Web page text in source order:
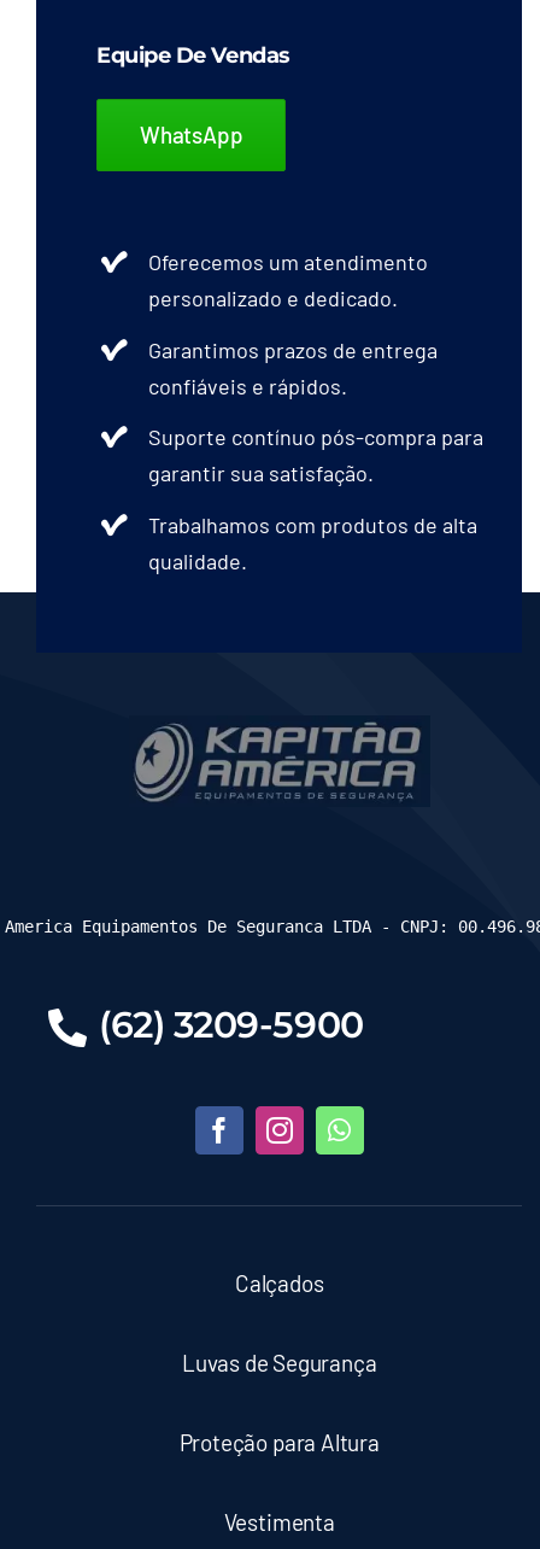
Equipe De Vendas
WhatsApp
Oferecemos um atendimento
personalizado e dedicado.
Garantimos prazos de entrega
confiáveis e rápidos.
Suporte contínuo pós-compra para
garantir sua satisfação.
Trabalhamos com produtos de alta
qualidade.
(62) 3209-5900
Calçados
Luvas de Segurança
Proteção para Altura
Vestimenta
Equipamentos De Seguranca LTDA - CNPJ: